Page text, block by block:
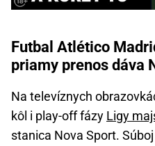
Futbal Atlético
priamy prenos dáva
Na televíznych
kôl i play-off fázy Ligy
stanica Nova Sport.